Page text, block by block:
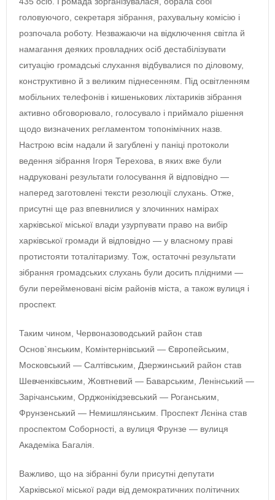
головуючого, секретаря зібрання, рахувальну комісію і
розпочала роботу. Незважаючи на відключення світла й
намагання деяких провладних осіб дестабілізувати
ситуацію громадські слухання відбувалися по діловому,
конструктивно й з великим піднесенням. Під освітленням
мобільних телефонів і кишенькових ліхтариків зібрання
активно обговорювало, голосувало і приймало рішення
щодо визначених регламентом топонімічних назв.
Настрою всім надали й загублені у паніці протоколи
ведення зібрання Ігоря Терехова, в яких вже були
надруковані результати голосування й відповідно —
наперед заготовлені тексти резолюції слухань. Отже,
присутні ще раз впевнилися у злочинних намірах
харківської міської влади узурпувати право на вибір
харківської громади й відповідно — у власному праві
протистояти тоталітаризму. Тож, остаточні результати
зібрання громадських слухань були досить плідними —
були перейменовані вісім районів міста, а також вулиця і
проспект.
Таким чином, Червоназоводський район став
Основ`янським, Комінтернівський — Європейським,
Московський — Салтівським, Дзержинський район став
Шевченківським, Жовтневий — Баварським, Ленінський —
Зарічанським, Орджонікідзевський — Роганським,
Фрунзенський — Немишлянським. Проспект Лєніна став
проспектом Соборності, а вулиця Фрунзе — вулиця
Академіка Багалія.
Важливо, що на зібранні були присутні депутати
Харківської міської ради від демократичних політичних